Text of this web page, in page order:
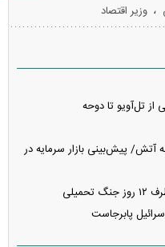
، وزیر اقتصاد
تل‌آویو تا دوحه
آتش/ پیش‌بینی بازار سرمایه در
پابرجاست